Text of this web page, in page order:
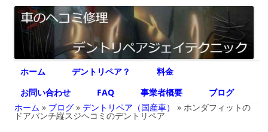
デントリペア ジェイテクニック
車のヘコミ修理専門 神奈川県横浜市 デントリペア ジェイテクニック
ン
ツ
へ
ス
キ
ホーム デントリペア？
料金
お問い合わせ
FAQ 事業者概要
ブログ
ホーム » ブログ » デントリペア（国産車） » ホンダフィットの
ドアパンチ縦スジヘコミのデントリペア